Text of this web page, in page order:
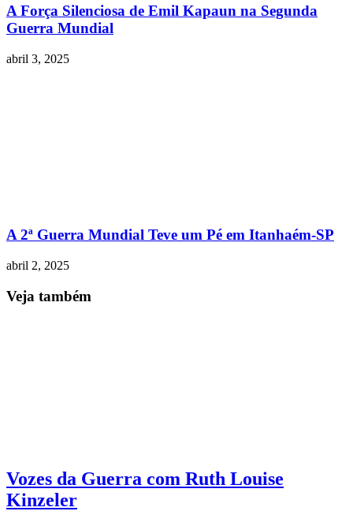
A Força Silenciosa de Emil Kapaun na Segunda
Guerra Mundial
abril 3, 2025
A 2ª Guerra Mundial Teve um Pé em Itanhaém-SP
abril 2, 2025
Veja também
Vozes da Guerra com Ruth Louise
Kinzeler